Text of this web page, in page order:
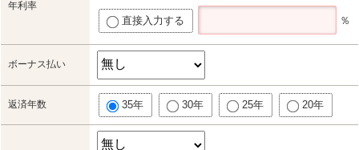
年利率
直接入力する ％
ボーナス払い
返済年数 35年 30年 25年 20年